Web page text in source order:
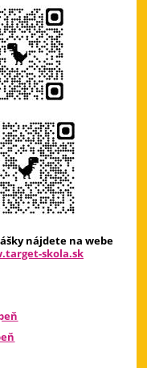
nájdete na webe
skola.sk